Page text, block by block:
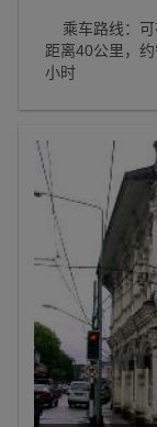
乘车路线：可
距离40公里，
小时